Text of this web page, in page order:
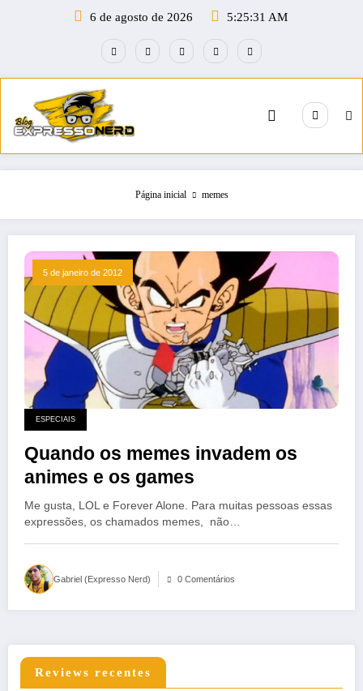
6 de agosto de 2026 5:25:31 AM
Página inicial memes
5 de janeiro de 2012
ESPECIAIS
Quando os memes invadem os
animes e os games
Me gusta, LOL e Forever Alone. Para muitas pessoas essas
expressões, os chamados memes, não…
Gabriel (Expresso Nerd) 0 Comentários
Reviews recentes